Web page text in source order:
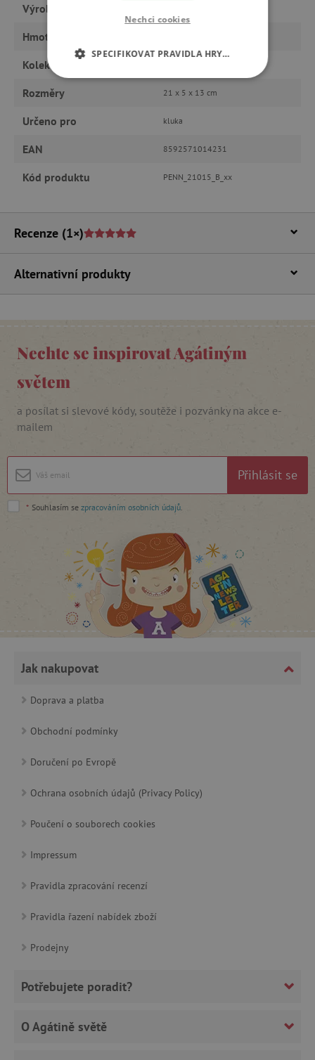
Výrobce
Hmotnost
Kolekce
Rozměry 21 x 5 x 13 cm
Určeno pro kluka
EAN 8592571014231
Kód produktu PENN_21015_B_xx
Recenze (1×)
Alternativní produkty
Nechte se inspirovat Agátiným
světem
a posílat si slevové kódy, soutěže i pozvánky na akce e-
mailem
Přihlásit se
* Souhlasím se zpracováním osobních údajů
Jak nakupovat
Doprava a platba
Obchodní podmínky
Doručení po Evropě
Ochrana osobních údajů (Privacy Policy)
Poučení o souborech cookies
Impressum
Pravidla zpracování recenzí
Pravidla řazení nabídek zboží
Prodejny
Potřebujete poradit?
O Agátině světě
Nechci cookies
SPECIFIKOVAT PRAVIDLA HRY…
ANALYTICKÉ COOKIES
MARKETINGOVÉ COOKIES
FUNKČNÍ SOUBORY
Analytické cookies
stránky nelze bez nezbytně nutných souborů
cookie správně používat.
__cf_bm
Cloudflare Inc.
_lb_ccc .agatinsvet.cz
Google Privacy Policy